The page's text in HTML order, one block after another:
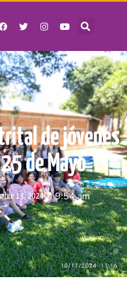
de jóvenes
de Mayo
13, 2024 9:54 am